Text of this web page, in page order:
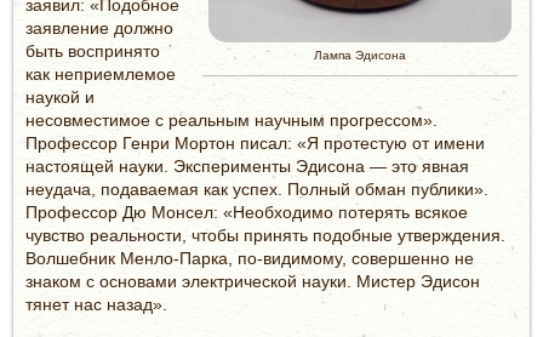
Лампа Эдисона
заявил: «Подобное
заявление должно
быть воспринято
как неприемлемое
наукой и
несовместимое с реальным научным прогрессом».
Профессор Генри Мортон писал: «Я протестую от имени
настоящей науки. Эксперименты Эдисона — это явная
неудача, подаваемая как успех. Полный обман публики».
Профессор Дю Монсел: «Необходимо потерять всякое
чувство реальности, чтобы принять подобные утверждения.
Волшебник Менло-Парка, по-видимому, совершенно не
знаком с основами электрической науки. Мистер Эдисон
тянет нас назад».